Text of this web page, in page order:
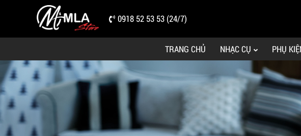
0918 52 53 53 (24/7)
TRANG CHỦ NHẠC CỤ PHỤ